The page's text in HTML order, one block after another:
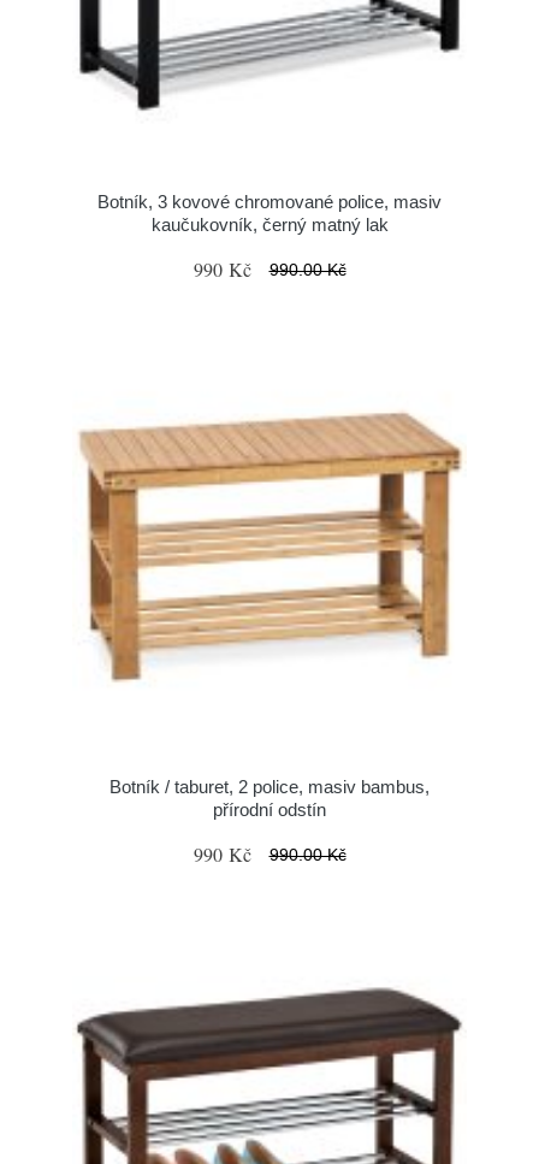
Botník, 3 kovové chromované police, masiv
kaučukovník, černý matný lak
990 Kč 990.00 Kč
Botník / taburet, 2 police, masiv bambus,
přírodní odstín
990 Kč 990.00 Kč